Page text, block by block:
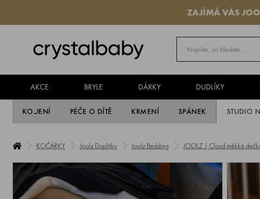
ZAJÍMÁ VÁS
AKCE BRYLE DÁRKY DUDLÍKY
KOJENÍ PÉČE O DÍTĚ KRMENÍ SPÁNEK STUDIO
KOČÁRKY Joolz Doplňky Joolz Bedding JOOLZ | Cloud měkká